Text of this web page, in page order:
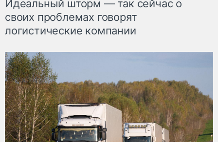
Идеальный шторм — так сейчас о
своих проблемах говорят
логистические компании